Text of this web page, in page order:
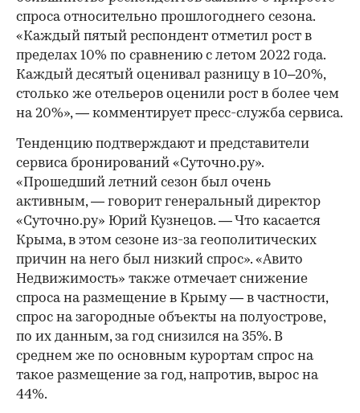
спроса относительно прошлогоднего сезона.
«Каждый пятый респондент отметил рост в
пределах 10% по сравнению с летом 2022 года.
Каждый десятый оценивал разницу в 10–20%,
столько же отельеров оценили рост в более чем
на 20%», — комментирует пресс-служба сервиса.
Тенденцию подтверждают и представители
сервиса бронирований «Суточно.ру».
«Прошедший летний сезон был очень
активным, — говорит генеральный директор
«Суточно.ру» Юрий Кузнецов. — Что касается
Крыма, в этом сезоне из-за геополитических
причин на него был низкий спрос». «Авито
Недвижимость» также отмечает снижение
спроса на размещение в Крыму — в частности,
спрос на загородные объекты на полуострове,
по их данным, за год снизился на 35%. В
среднем же по основным курортам спрос на
такое размещение за год, напротив, вырос на
44%.